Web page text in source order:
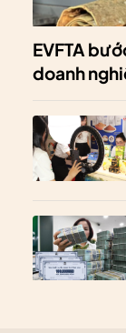
EVFTA
doanh